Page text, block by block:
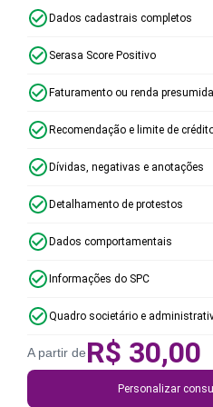
Dados cadastrais completos
Serasa Score Positivo
Faturamento ou renda presumida
Recomendação e limite de
Dívidas, negativas e anotações
Detalhamento de protestos
Dados comportamentais
Informações do SPC
Quadro societário e
A partir deR$ 30,00
Personalizar